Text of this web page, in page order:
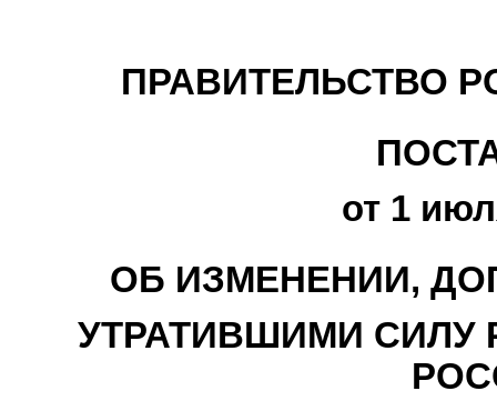
ПРАВИТЕЛЬСТВО
от 1
ОБ ИЗМЕНЕНИИ,
УТРАТИВШИМИ СИЛУ